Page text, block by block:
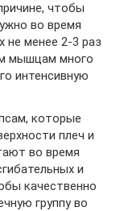
чтобы
во время
не менее 2-3 раз
мышцам много
интенсивную
которые
плеч и
во время
и
качественно
группу во